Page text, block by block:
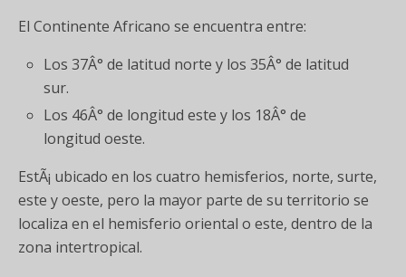
El Continente Africano se encuentra entre:
Los 37Â° de latitud norte y los 35Â° de latitud
sur.
Los 46Â° de longitud este y los 18Â° de
longitud oeste.
EstÃ¡ ubicado en los cuatro hemisferios, norte, surte,
este y oeste, pero la mayor parte de su territorio se
localiza en el hemisferio oriental o este, dentro de la
zona intertropical.